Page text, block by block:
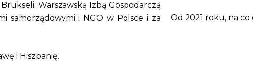
Warszawską Izbą Gospodarczą
samorządowymi i NGO w Polsce i za
i Hiszpanię.
Od 2021 roku, na